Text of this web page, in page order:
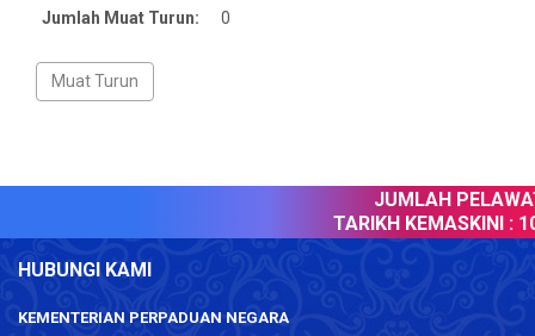
Jumlah Muat Turun:
0
JUMLAH
TARIKH KEMASKINI :
HUBUNGI KAMI
KEMENTERIAN PERPADUAN NEGARA